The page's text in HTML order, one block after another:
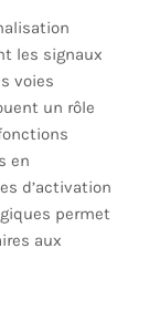
les signaux
voies
un rôle
en
d’activation
permet
aux